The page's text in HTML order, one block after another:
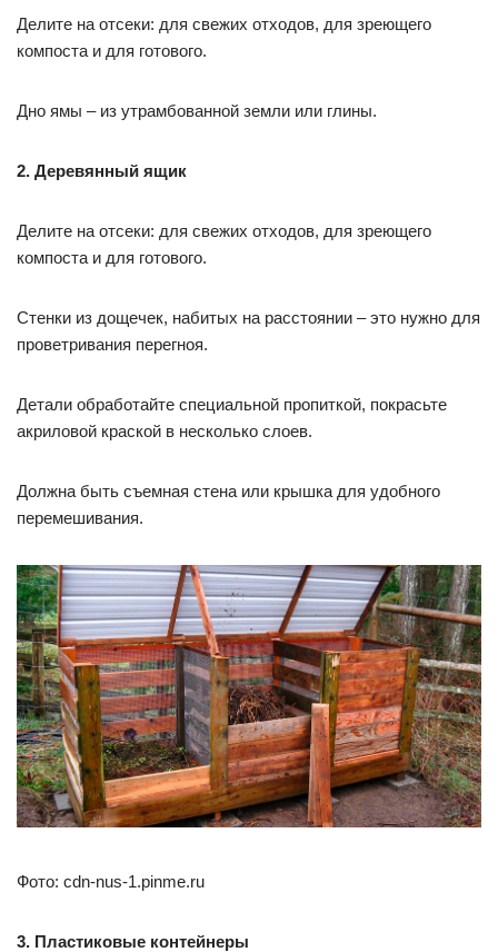
Делите на отсеки: для свежих отходов, для зреющего
компоста и для готового.
Дно ямы – из утрамбованной земли или глины.
2. Деревянный ящик
Делите на отсеки: для свежих отходов, для зреющего
компоста и для готового.
Стенки из дощечек, набитых на расстоянии – это нужно для
проветривания перегноя.
Детали обработайте специальной пропиткой, покрасьте
акриловой краской в несколько слоев.
Должна быть съемная стена или крышка для удобного
перемешивания.
Фото: cdn-nus-1.pinme.ru
3. Пластиковые контейнеры